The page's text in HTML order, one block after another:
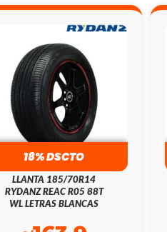
18% DSCTO
LLANTA 185/70R14
RYDANZ REAC R05 88T
WL LETRAS BLANCAS